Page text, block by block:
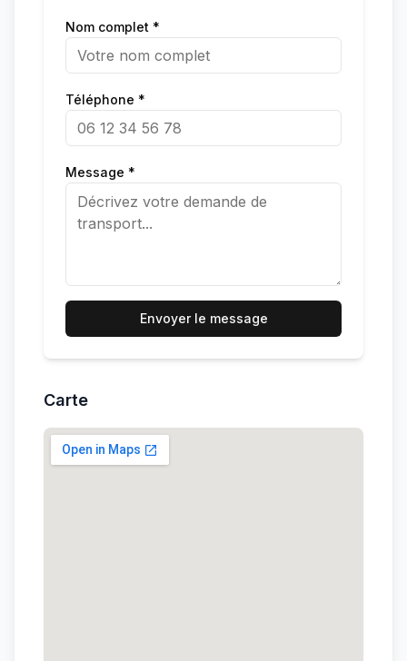
Nom complet *
Téléphone *
Message *
Envoyer le message
Carte